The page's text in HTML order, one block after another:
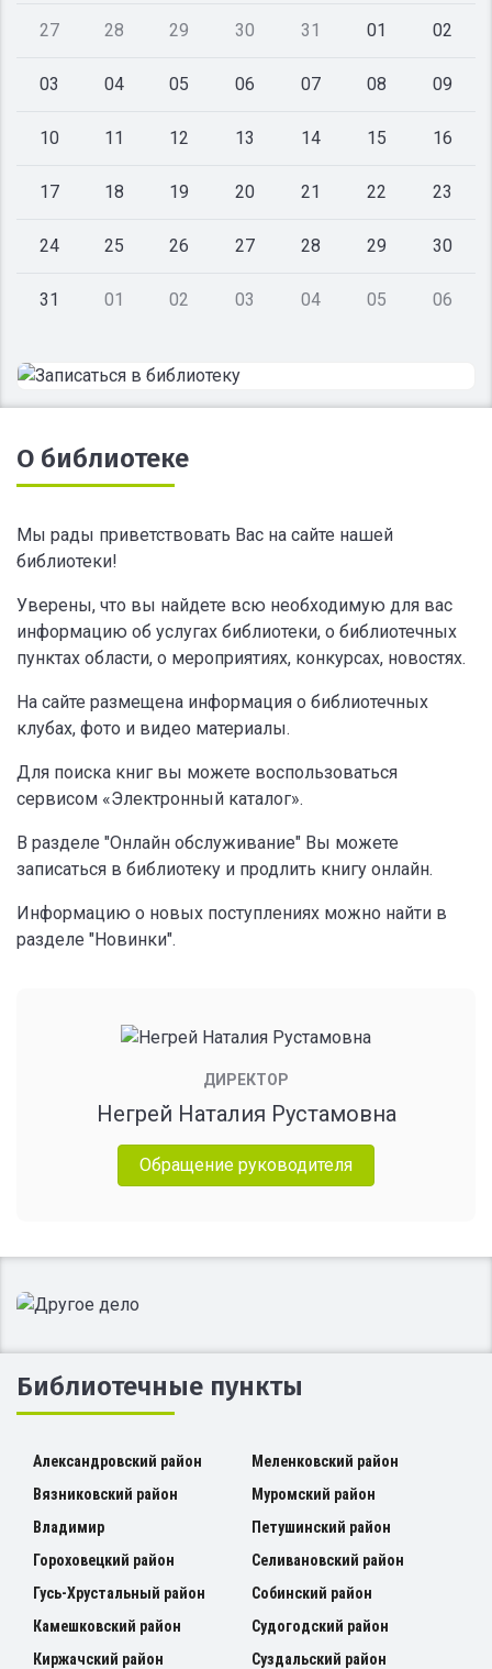
27 28 29 30 31 01 02
03 04 05 06 07 08 09
10 11 12 13 14 15 16
17 18 19 20 21 22 23
24 25 26 27 28 29 30
31 01 02 03 04 05 06
О библиотеке
Мы рады приветствовать Вас на сайте нашей
библиотеки!
Уверены, что вы найдете всю необходимую для вас
информацию об услугах библиотеки, о библиотечных
пунктах области, о мероприятиях, конкурсах, новостях.
На сайте размещена информация о библиотечных
клубах, фото и видео материалы.
Для поиска книг вы можете воспользоваться
сервисом «Электронный каталог».
В разделе "Онлайн обслуживание" Вы можете
записаться в библиотеку и продлить книгу онлайн.
Информацию о новых поступлениях можно найти в
разделе "Новинки".
ДИРЕКТОР
Негрей Наталия Рустамовна
Обращение руководителя
Библиотечные пункты
Александровский район
Вязниковский район
Владимир
Гороховецкий район
Гусь-Хрустальный район
Камешковский район
Киржачский район
Меленковский район
Муромский район
Петушинский район
Селивановский район
Собинский район
Судогодский район
Суздальский район